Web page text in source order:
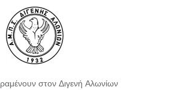
στον Διγενή Αλωνίων